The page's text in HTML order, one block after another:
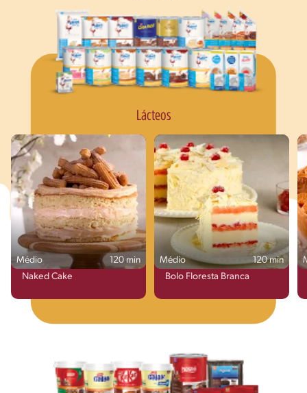
Lácteos
Médio
120 min
Naked Cake
Médio
120 min
Bolo Floresta Branca